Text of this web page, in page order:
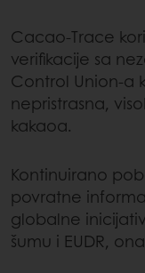
Cacao-Trace
verifikacije sa
Control Union-a
nepristrasna,
kakaoa.
Kontinuirano
povratne
globalne
šumu i EUDR,